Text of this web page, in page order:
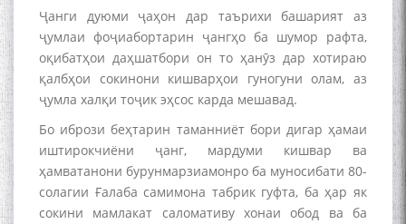
Ҷанги дуюми ҷаҳон дар таърихи башарият аз
ҷумлаи фоҷиабортарин ҷангҳо ба шумор рафта,
оқибатҳои даҳшатбори он то ҳанӯз дар хотираю
қалбҳои сокинони кишварҳои гуногуни олам, аз
ҷумла халқи тоҷик эҳсос карда мешавад.
Бо ибрози беҳтарин таманниёт бори дигар ҳамаи
иштирокчиёни ҷанг, мардуми кишвар ва
ҳамватанони бурунмарзиамонро ба муносибати 80-
солагии Ғалаба самимона табрик гуфта, ба ҳар як
сокини мамлакат саломативу хонаи обод ва ба
of the name of the Persian
Gulf
Сайри Дарвоз бо Мӯъмин
Қаноат: Чанор ҳам "гап"
мезанад